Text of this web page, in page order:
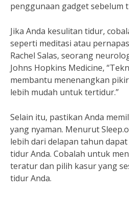
penggunaan gadget sebelum
Jika Anda kesulitan tidur,
seperti meditasi atau
Rachel Salas, seorang
Johns Hopkins Medicine,
membantu menenangkan
lebih mudah untuk tertidur.”
Selain itu, pastikan Anda
yang nyaman. Menurut
lebih dari delapan tahun
tidur Anda. Cobalah untuk
teratur dan pilih kasur yang
tidur Anda.